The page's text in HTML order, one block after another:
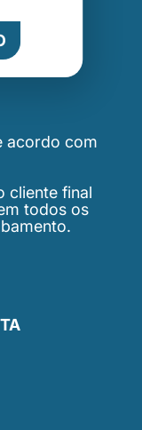
acordo com
cliente final
todos os